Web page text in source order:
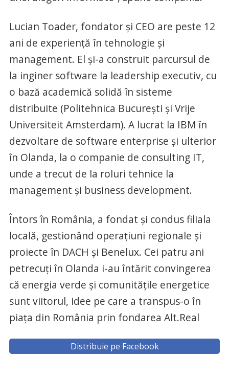
Lucian Toader, fondator și CEO are peste 12
ani de experiență în tehnologie și
management. El și-a construit parcursul de
la inginer software la leadership executiv, cu
o bază academică solidă în sisteme
distribuite (Politehnica București și Vrije
Universiteit Amsterdam). A lucrat la IBM în
dezvoltare de software enterprise și ulterior
în Olanda, la o companie de consulting IT,
unde a trecut de la roluri tehnice la
management și business development.
Întors în România, a fondat și condus filiala
locală, gestionând operațiuni regionale și
proiecte în DACH și Benelux. Cei patru ani
petrecuți în Olanda i-au întărit convingerea
că energia verde și comunitățile energetice
sunt viitorul, idee pe care a transpus-o în
piața din România prin fondarea Alt.Real
Distribuie pe Facebook